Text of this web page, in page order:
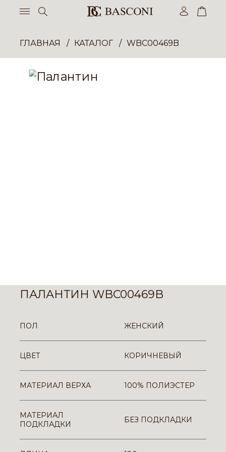
ГЛАВНАЯ КАТАЛОГ WBC00469B
ПАЛАНТИН WBC00469B
ПОЛ ЖЕНСКИЙ
ЦВЕТ КОРИЧНЕВЫЙ
МАТЕРИАЛ ВЕРХА 100% ПОЛИЭСТЕР
МАТЕРИАЛ
ПОДКЛАДКИ
БЕЗ ПОДКЛАДКИ